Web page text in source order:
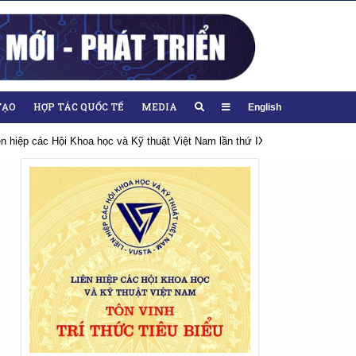
HỢP TÁC QUỐC TẾ MEDIA English
hiệp các Hội Khoa học và Kỹ thuật Việt Nam lần thứ IX, nhiệm kỳ 2026-